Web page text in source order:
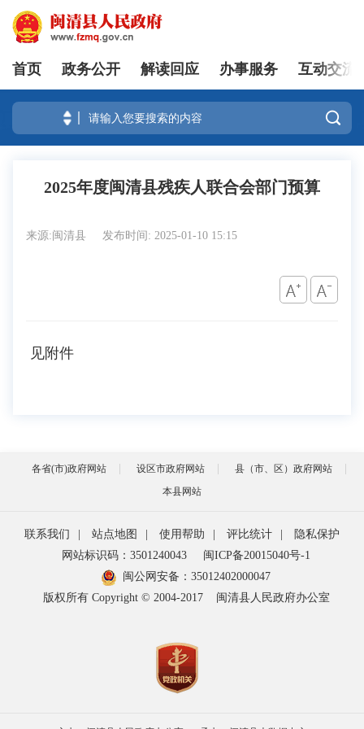
登录
首页 政务公开 解读回应 办事服务 互动交流

2025年度闽清县残疾人联合会部门预算
来源:闽清县 发布时间: 2025-01-10 15:15
见附件
各省(市)政府网站 设区市政府网站
县（市、区）政府网站
本县网站
联系我们 站点地图 使用帮助 评比统计
隐私保护
网站标识码：3501240043
闽ICP备20015040号-1
闽公网安备： 35012402000047
版权所有 Copyright © 2004-2017
闽清县人民政府办公室